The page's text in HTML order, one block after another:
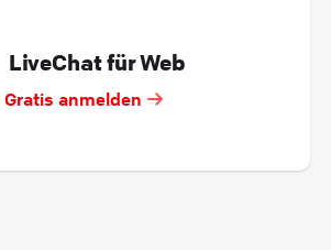
LiveChat für Web
Gratis anmelden